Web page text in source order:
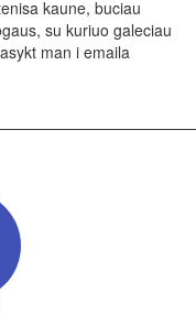
kaune, buciau
su kuriuo galeciau
man i emaila